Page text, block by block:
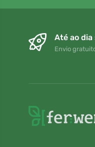
Até ao
Envio